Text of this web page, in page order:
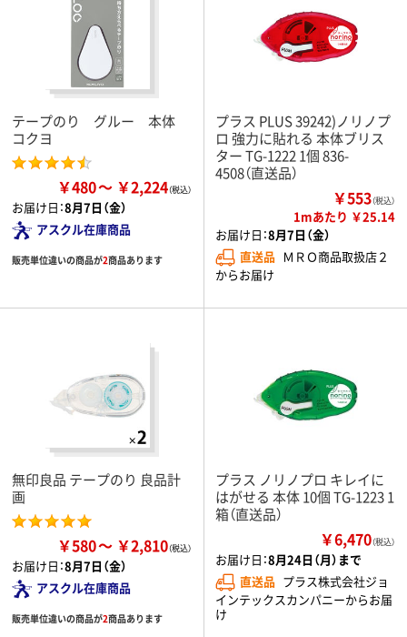
テープのり グルー 本体
コクヨ
￥480 ￥2,224
お届け日：8月7日（金）
アスクル在庫商品
販売単位違いの商品が2商品あります
プラス PLUS 39242)ノリノプ
ロ 強力に貼れる 本体ブリス
ター TG-1222 1個 836-
4508（直送品）
￥553（税込）
1mあたり ￥25.14
お届け日：8月7日（金）
直送品 ＭＲＯ商品取扱店２
からお届け
無印良品 テープのり 良品計
画
￥580 ￥2,810
お届け日：8月7日（金）
アスクル在庫商品
販売単位違いの商品が2商品あります
プラス ノリノプロ キレイに
はがせる 本体 10個 TG-1223 1
箱（直送品）
￥6,470（税込）
お届け日：8月24日（月）まで
直送品 プラス株式会社ジョ
インテックスカンパニーからお届
け